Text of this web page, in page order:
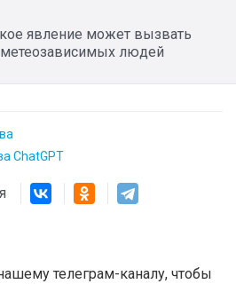
явление может вызвать
людей
ChatGPT
телеграм-каналу, чтобы